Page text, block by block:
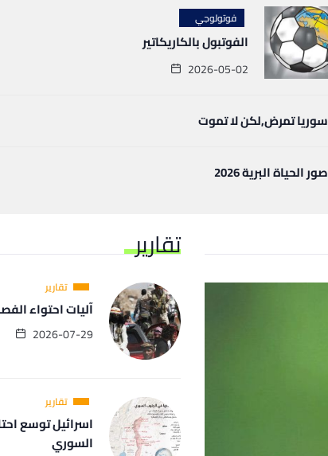
فوتولوجي
الفوتبول بالكاريكاتير
2026-05-02
سوريا تمرض,لكن لا تموت
صور الحياة البرية 2026
تقارير
تقارير
آليات احتواء
2026-07-29
تقارير
اسرائيل توسع
السوري